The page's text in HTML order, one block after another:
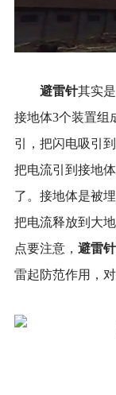
避雷针其实
接地体3个装置组
引，把闪电吸引
把电流引到接地
了。接地体是被
把电流释放到大
点要注意， 避雷针
雷起防范作用，